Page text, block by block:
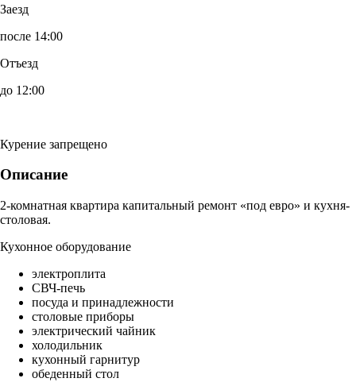
Заезд
после 14:00
Отъезд
до 12:00
Курение запрещено
Описание
2-комнатная квартира капитальный ремонт «под евро» и кухня-
столовая.
Кухонное оборудование
электроплита
СВЧ-печь
посуда и принадлежности
столовые приборы
электрический чайник
холодильник
кухонный гарнитур
обеденный стол